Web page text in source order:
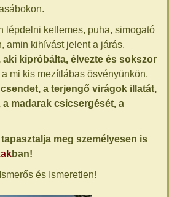
lépdelni kellemes, puha, simogató
amin kihívást jelent a járás.
kipróbálta, élvezte és sokszor
a mi kis mezítlábas ösvényünkön.
a terjengő virágok illatát,
madarak csicsergését, a
meg személyesen is
ban!
és Ismeretlen!